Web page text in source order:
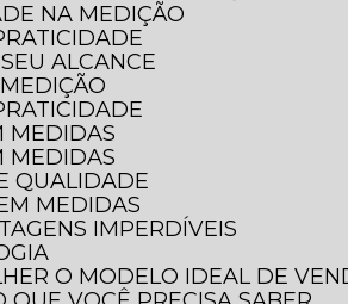
NA MEDIÇÃO
ALCANCE
MEDIDAS
MEDIDAS
QUALIDADE
MEDIDAS
IMPERDÍVEIS
O MODELO IDEAL DE